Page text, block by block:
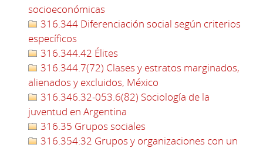
socioeconómicas
316.344 Diferenciación social según criterios
específicos
316.344.42 Élites
316.344.7(72) Clases y estratos marginados,
alienados y excluidos, México
316.346.32-053.6(82) Sociología de la
juventud en Argentina
316.35 Grupos sociales
316.354:32 Grupos y organizaciones con un